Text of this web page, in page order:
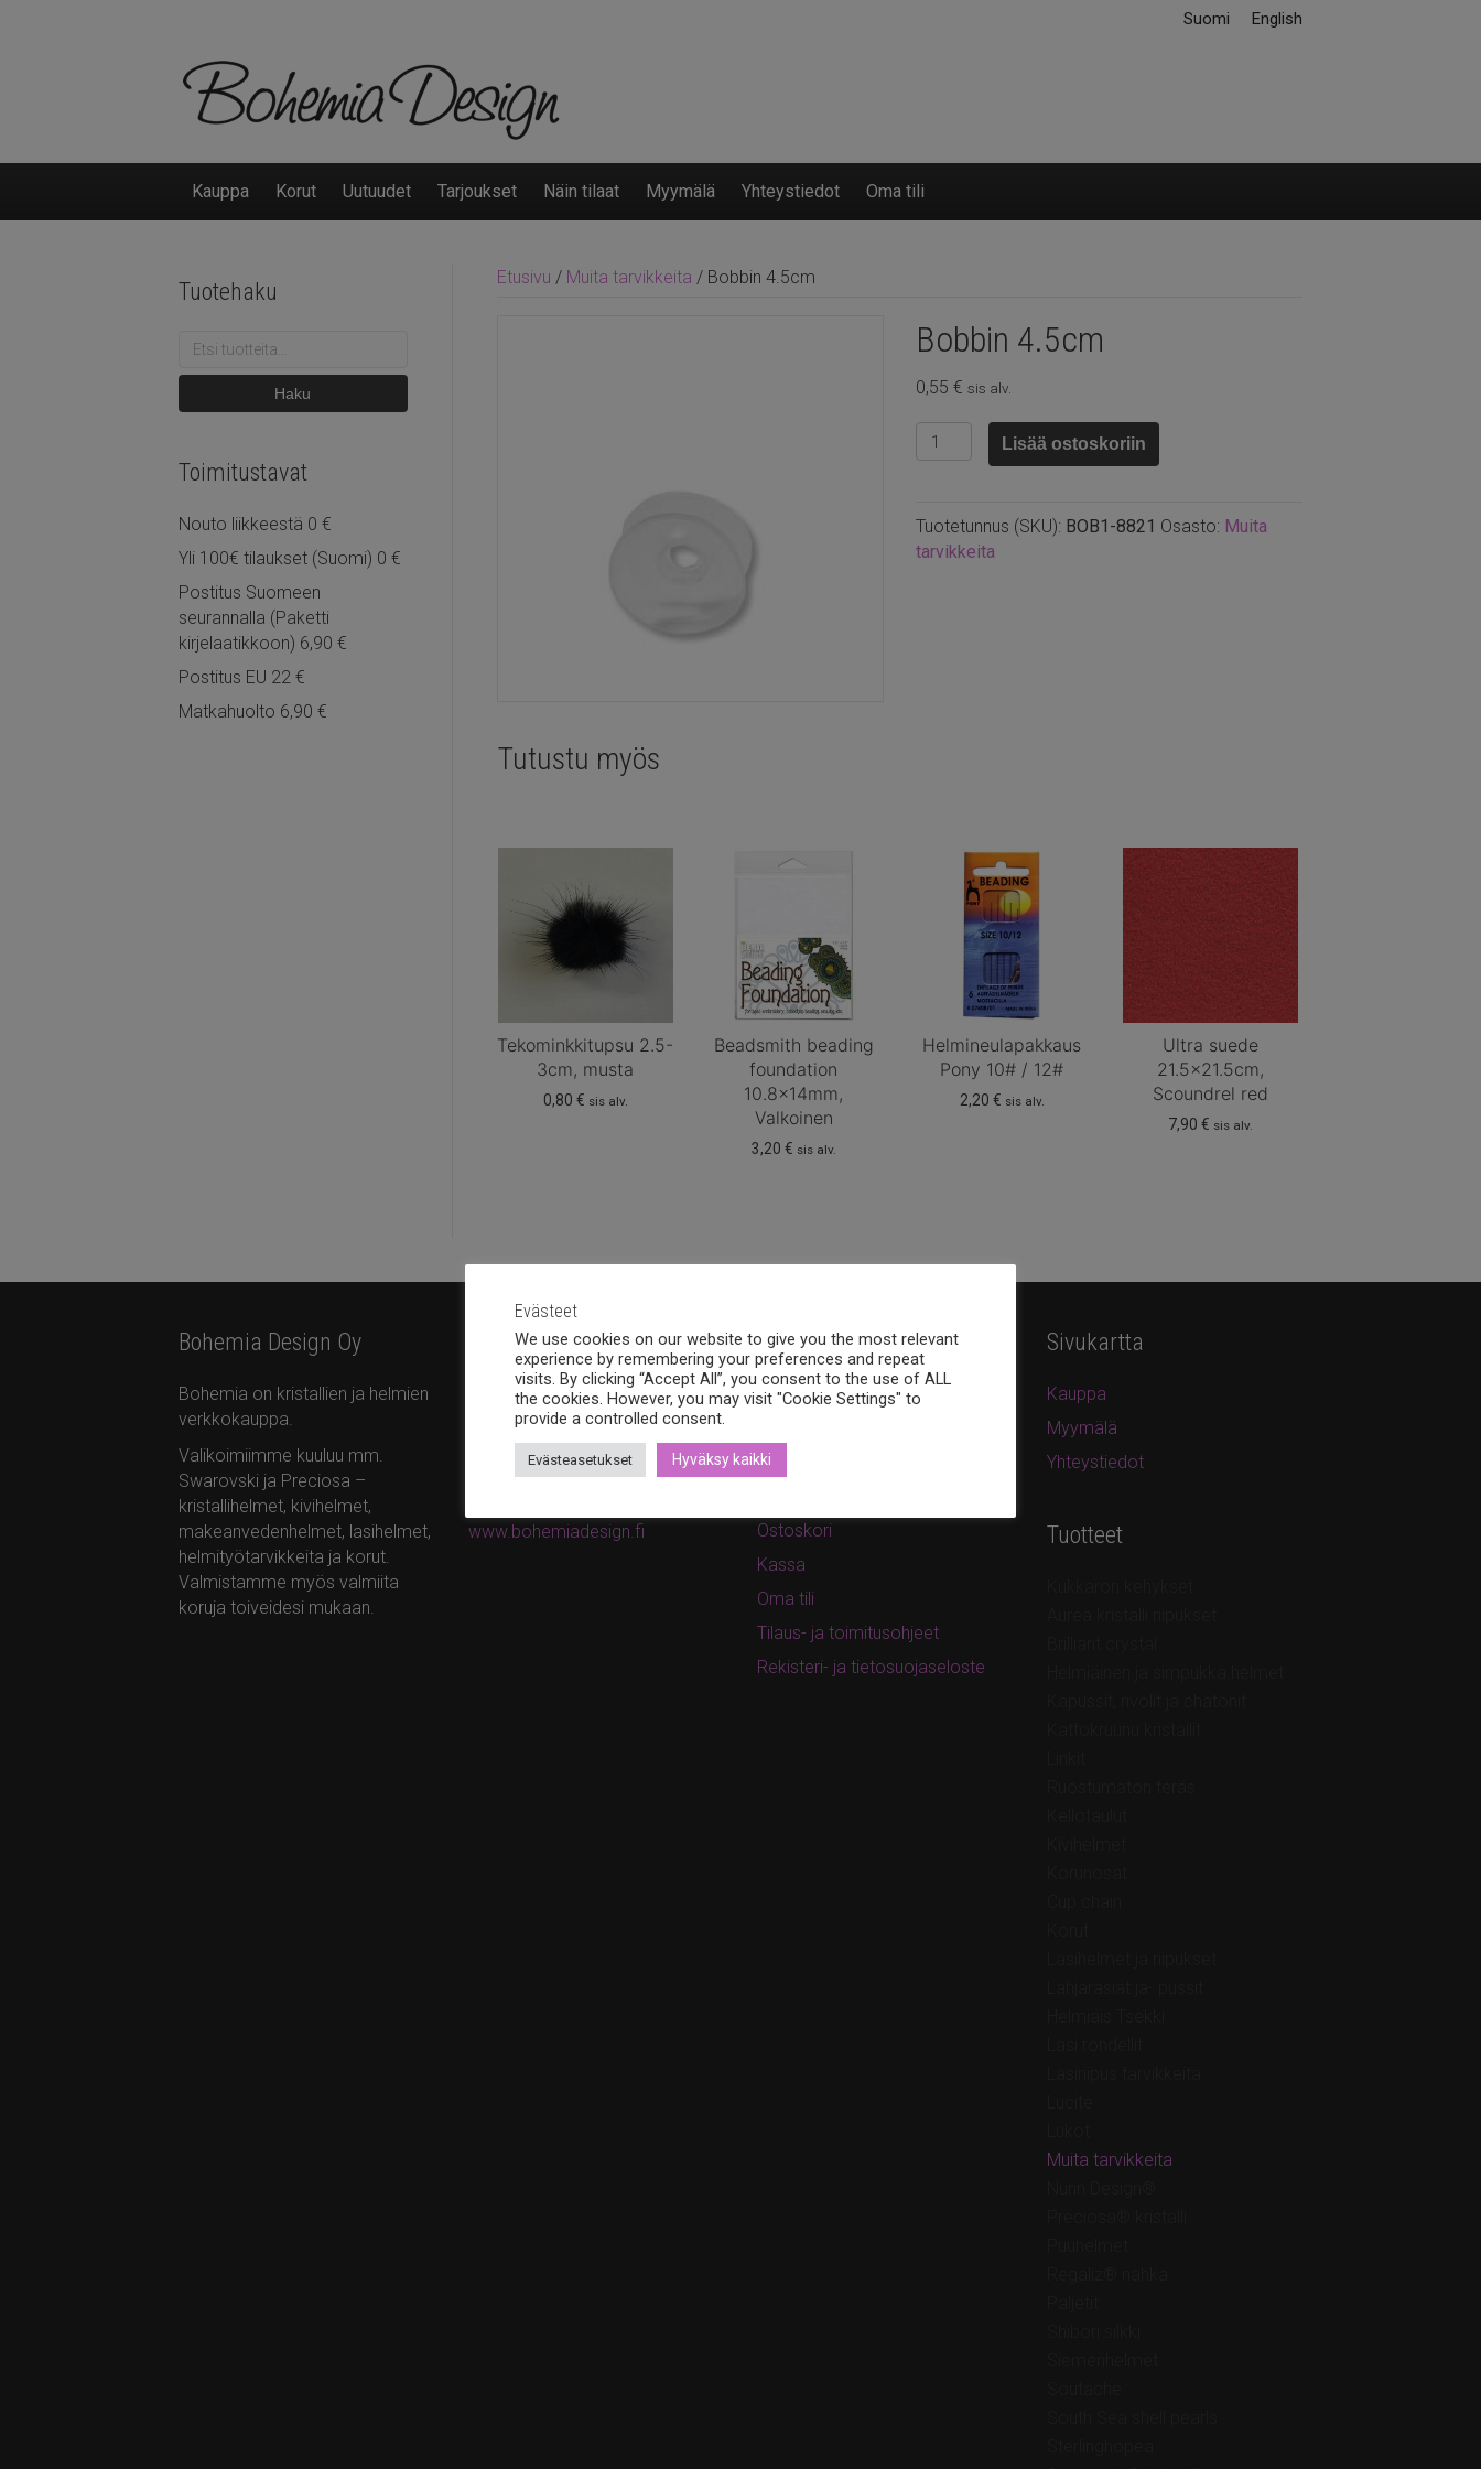
Suomi English
Kauppa Korut Uutuudet Tarjoukset Näin tilaat Myymälä Yhteystiedot Oma tili
Etusivu / Muita tarvikkeita / Bobbin 4.5cm
Bobbin 4.5cm
0,55 € sis alv.
Bobbin
4.5cm
Lisää ostoskoriin
Tuotetunnus (SKU): BOB1-8821 Osasto: Muita
tarvikkeita
Tutustu myös
Tekominkkitupsu 2.5-
3cm, musta
0,80 € sis alv.
Beadsmith beading
foundation
10.8x14mm,
Valkoinen
3,20 € sis alv.
Helmineulapakkaus
Pony 10# / 12#
2,20 € sis alv.
Ultra suede
21.5×21.5cm,
Scoundrel red
7,90 € sis alv.
Tuotehaku
Etsi:
Haku
Toimitustavat
Nouto liikkeestä 0 €
Yli 100€ tilaukset (Suomi) 0 €
Postitus Suomeen
seurannalla (Paketti
kirjelaatikkoon) 6,90 €
Postitus EU 22 €
Matkahuolto 6,90 €
Bohemia Design Oy
Bohemia on kristallien ja helmien
verkkokauppa.
Valikoimiimme kuuluu mm.
Swarovski ja Preciosa –
kristallihelmet, kivihelmet,
makeanvedenhelmet, lasihelmet,
helmityötarvikkeita ja korut.
Valmistamme myös valmiita
koruja toiveidesi mukaan.
Yhteystiedot
Bohemia Design Oy
Otavalankatu 6B, 33100
Tampere
+358 (0)40 379 7671
www.bohemiadesign.fi
Kauppa
Tuotteet
Uutuudet
Ostoskori
Kassa
Oma tili
Tilaus- ja toimitusohjeet
Rekisteri- ja tietosuojaseloste
Sivukartta
Kauppa
Myymälä
Yhteystiedot
Tuotteet
Muita tarvikkeita
Evästeet
We use cookies on our website to give you the most relevant
experience by remembering your preferences and repeat
visits. By clicking “Accept All”, you consent to the use of ALL
the cookies. However, you may visit "Cookie Settings" to
provide a controlled consent.
Evästeasetukset Hyväksy kaikki